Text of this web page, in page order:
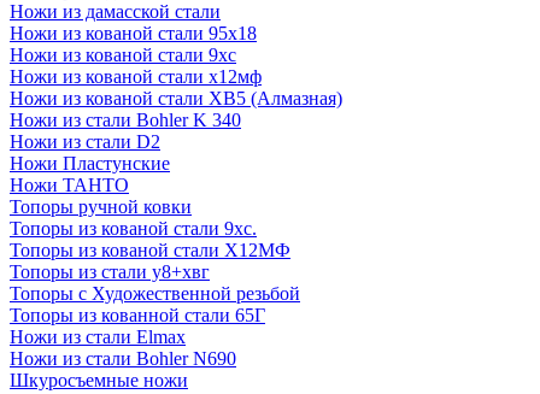
Ножи из дамасской стали
Ножи из кованой стали 95х18
Ножи из кованой стали 9хс
Ножи из кованой стали х12мф
Ножи из кованой стали ХВ5 (Алмазная)
Ножи из стали Bohler K 340
Ножи из стали D2
Ножи Пластунские
Ножи ТАНТО
Топоры ручной ковки
Топоры из кованой стали 9хс.
Топоры из кованой стали Х12МФ
Топоры из стали у8+хвг
Топоры с Художественной резьбой
Топоры из кованной стали 65Г
Ножи из стали Elmax
Ножи из стали Bohler N690
Шкуросъемные ножи